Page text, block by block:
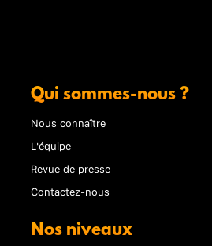
Qui sommes-nous ?
Nous connaître
L'équipe
Revue de presse
Contactez-nous
Nos niveaux